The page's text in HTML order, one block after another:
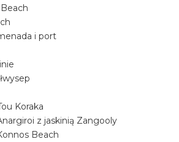
i port
Koraka
z jaskinią Zangooly
Beach